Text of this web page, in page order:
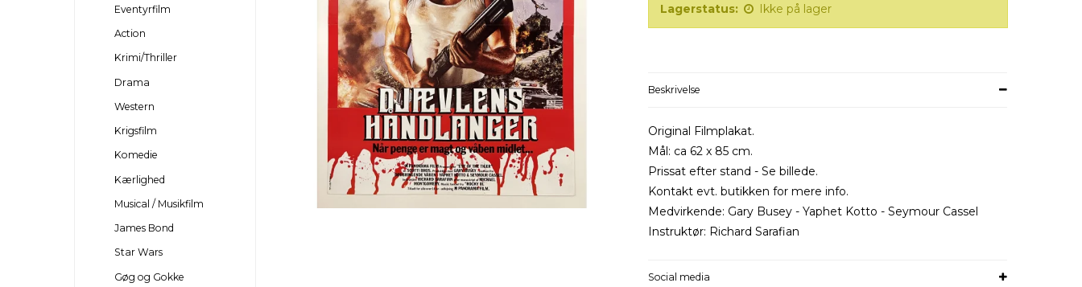
Eventyrfilm
Action
Krimi/Thriller
Drama
Western
Krigsfilm
Komedie
Kærlighed
Musical / Musikfilm
James Bond
Star Wars
Gøg og Gokke
Lagerstatus: Ikke på lager
Beskrivelse
Original Filmplakat.
Mål: ca 62 x 85 cm.
Prissat efter stand - Se billede.
Kontakt evt. butikken for mere info.
Medvirkende: Gary Busey - Yaphet Kotto - Seymour Cassel
Instruktør: Richard Sarafian
Social media